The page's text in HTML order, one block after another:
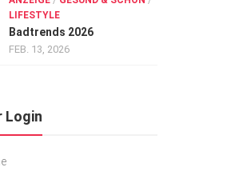
LIFESTYLE
Badtrends 2026
FEB. 13, 2026
Login